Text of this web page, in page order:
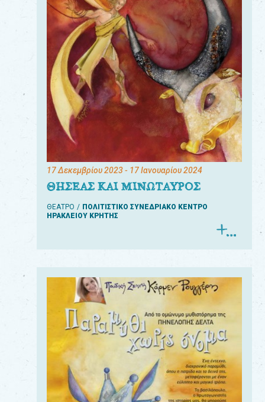
17 Δεκεμβρίου 2023- 17 Ιανουαρίου 2024
ΘΗΣΕΑΣ ΚΑΙ ΜΙΝΩΤΑΥΡΟΣ
ΘΕΑΤΡΟ
ΠΟΛΙΤΙΣΤΙΚΟ ΣΥΝΕΔΡΙΑΚΟ ΚΕΝΤΡΟ
ΗΡΑΚΛΕΙΟΥ ΚΡΗΤΗΣ